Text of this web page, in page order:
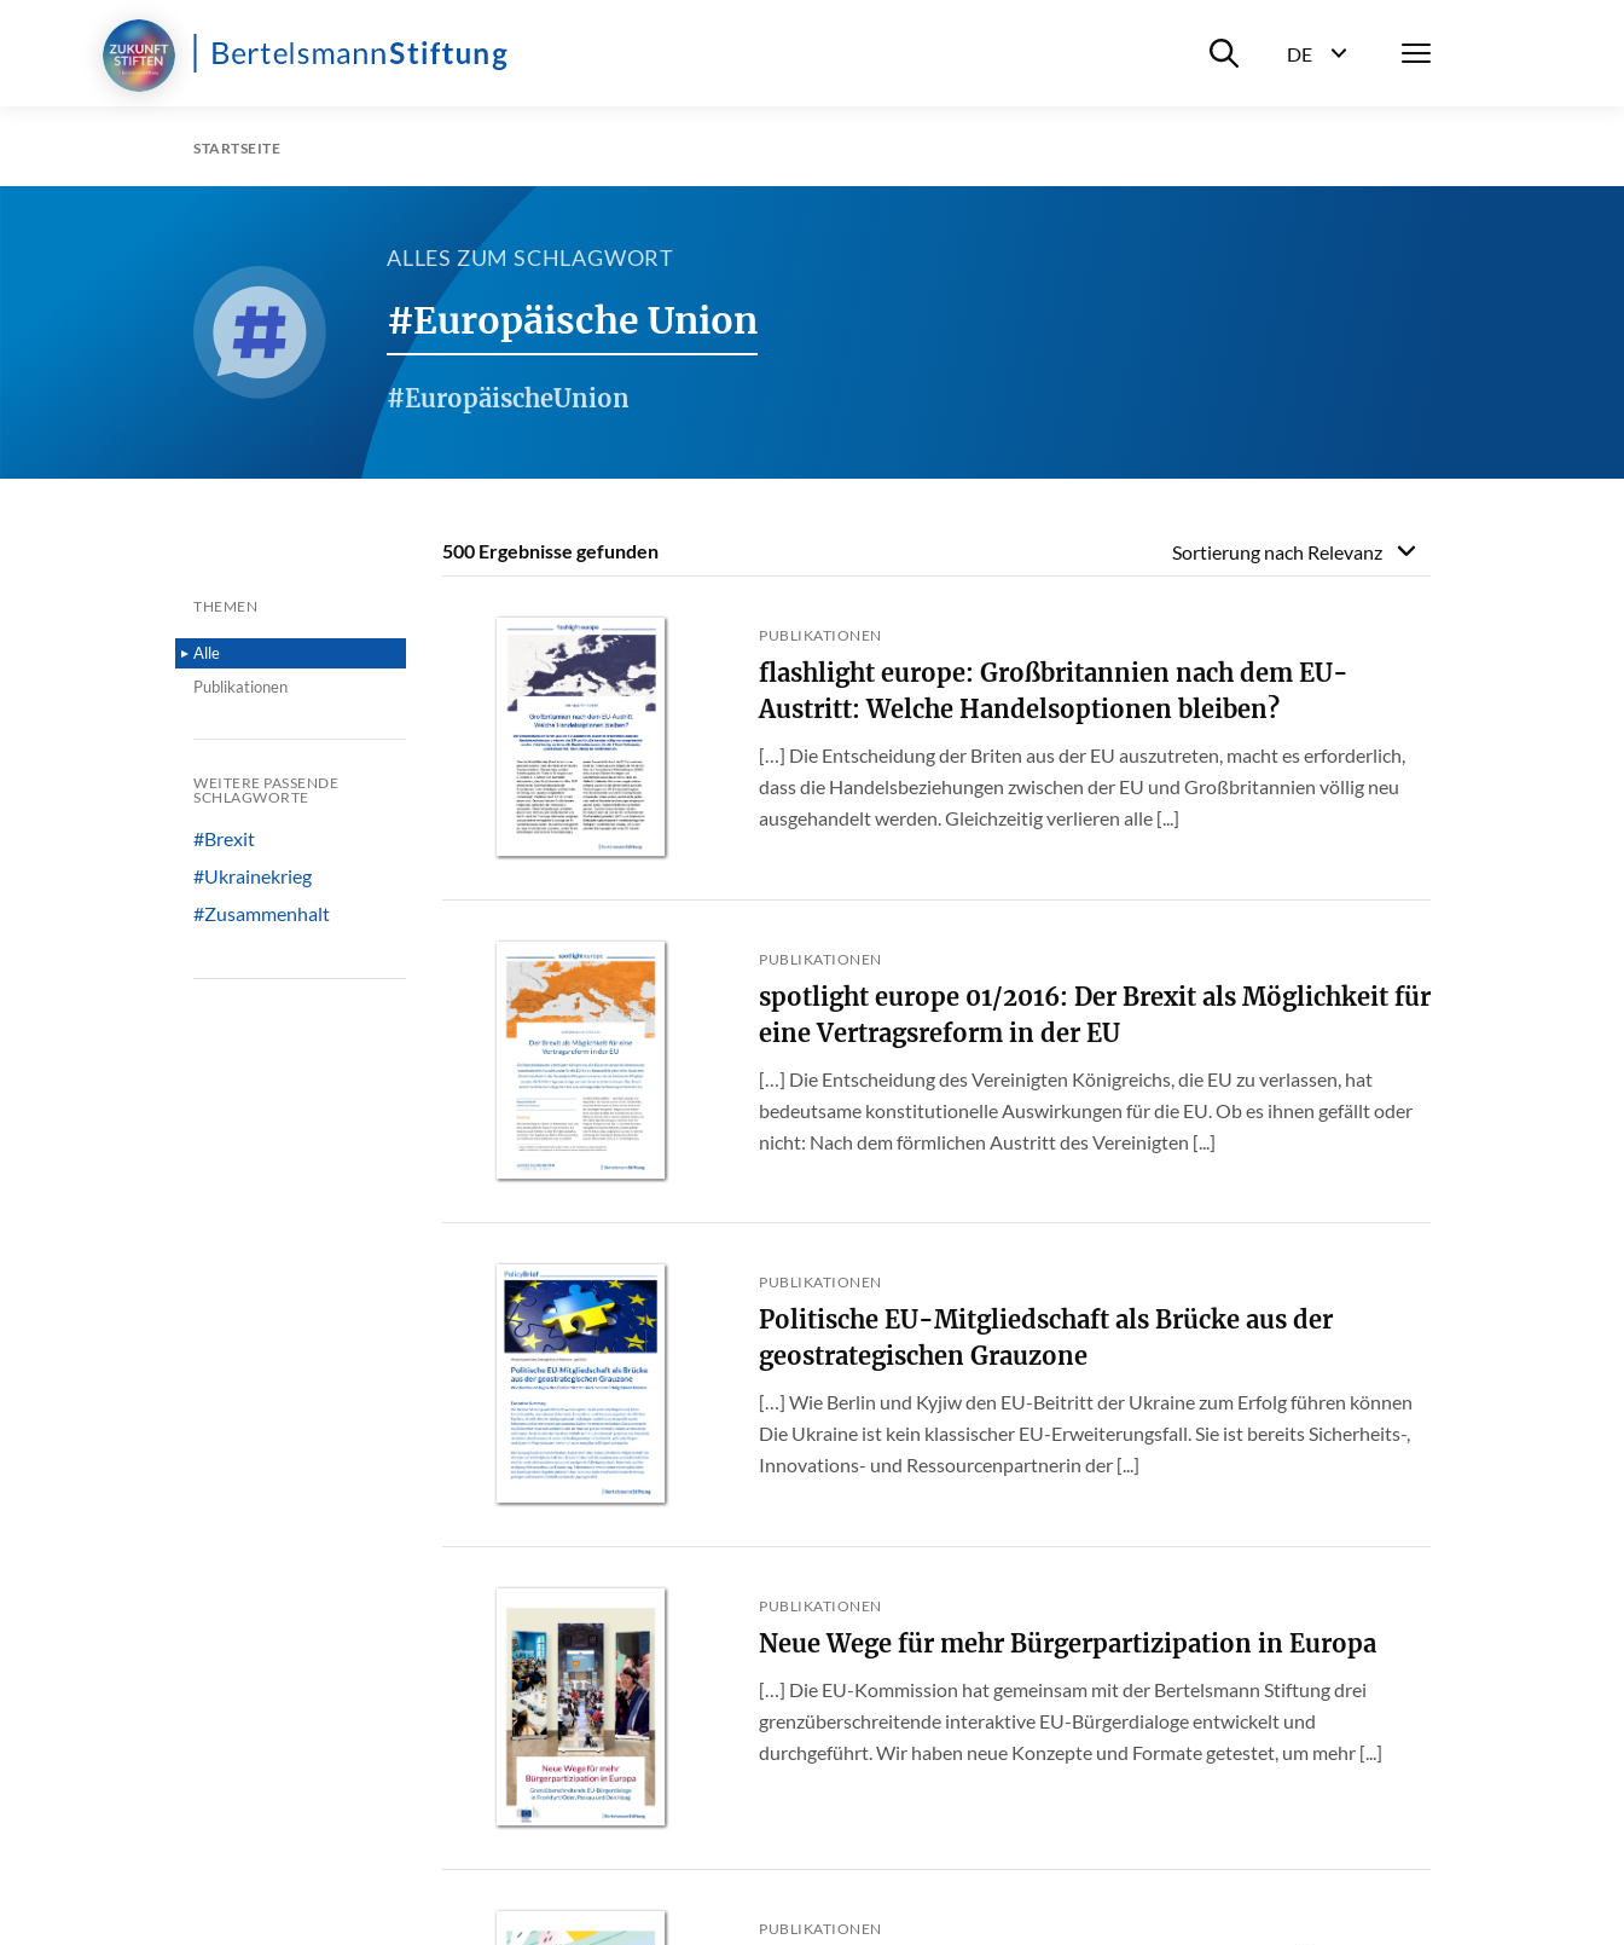
Suche ein-/ausblenden
DE
Menü
STARTSEITE
ALLES ZUM SCHLAGWORT
#Europäische Union
#EuropäischeUnion
THEMEN
Alle
Publikationen
WEITERE PASSENDE
SCHLAGWORTE
#Brexit
#Ukrainekrieg
#Zusammenhalt
500 Ergebnisse gefunden Sortierung nach Relevanz
PUBLIKATIONEN
flashlight europe: Großbritannien nach dem EU-
Austritt: Welche Handelsoptionen bleiben?
[…] Die Entscheidung der Briten aus der EU auszutreten, macht es erforderlich,
dass die Handelsbeziehungen zwischen der EU und Großbritannien völlig neu
ausgehandelt werden. Gleichzeitig verlieren alle [...]
PUBLIKATIONEN
spotlight europe 01/2016: Der Brexit als Möglichkeit für
eine Vertragsreform in der EU
[…] Die Entscheidung des Vereinigten Königreichs, die EU zu verlassen, hat
bedeutsame konstitutionelle Auswirkungen für die EU. Ob es ihnen gefällt oder
nicht: Nach dem förmlichen Austritt des Vereinigten [...]
PUBLIKATIONEN
Politische EU-Mitgliedschaft als Brücke aus der
geostrategischen Grauzone
[…] Wie Berlin und Kyjiw den EU-Beitritt der Ukraine zum Erfolg führen können
Die Ukraine ist kein klassischer EU-Erweiterungsfall. Sie ist bereits Sicherheits-,
Innovations- und Ressourcenpartnerin der [...]
PUBLIKATIONEN
Neue Wege für mehr Bürgerpartizipation in Europa
[…] Die EU-Kommission hat gemeinsam mit der Bertelsmann Stiftung drei
grenzüberschreitende interaktive EU-Bürgerdialoge entwickelt und
durchgeführt. Wir haben neue Konzepte und Formate getestet, um mehr [...]
PUBLIKATIONEN